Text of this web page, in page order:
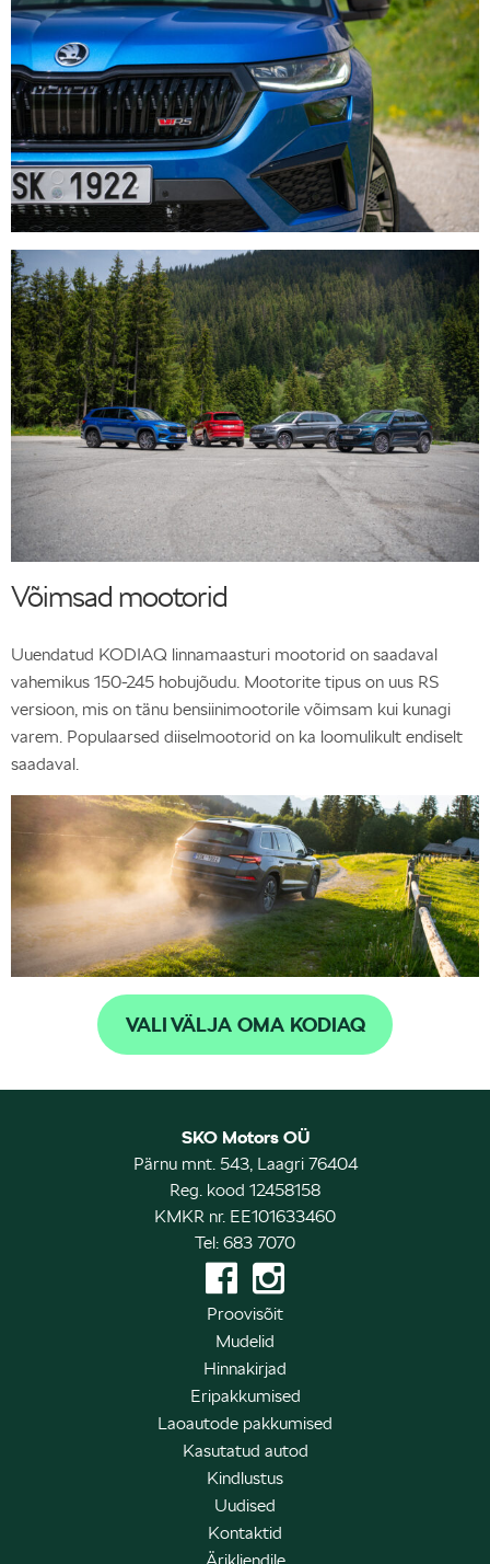
Võimsad mootorid
Uuendatud KODIAQ linnamaasturi mootorid on saadaval
vahemikus 150-245 hobujõudu. Mootorite tipus on uus RS
versioon, mis on tänu bensiinimootorile võimsam kui kunagi
varem. Populaarsed diiselmootorid on ka loomulikult endiselt
saadaval.
VALI VÄLJA OMA KODIAQ
SKO Motors OÜ
Pärnu mnt. 543, Laagri 76404
Reg. kood 12458158
KMKR nr. EE101633460
Tel: 683 7070
Proovisõit
Mudelid
Hinnakirjad
Eripakkumised
Laoautode pakkumised
Kasutatud autod
Kindlustus
Uudised
Kontaktid